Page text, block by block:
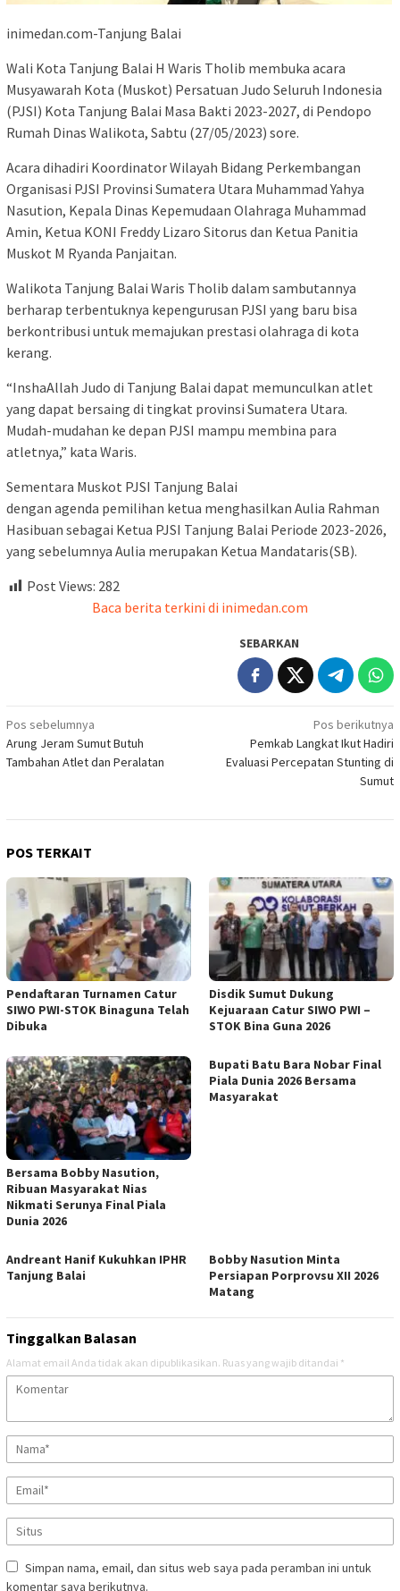
inimedan.com-Tanjung Balai
Wali Kota Tanjung Balai H Waris Tholib membuka acara
Musyawarah Kota (Muskot) Persatuan Judo Seluruh Indonesia
(PJSI) Kota Tanjung Balai Masa Bakti 2023-2027, di Pendopo
Rumah Dinas Walikota, Sabtu (27/05/2023) sore.
Acara dihadiri Koordinator Wilayah Bidang Perkembangan
Organisasi PJSI Provinsi Sumatera Utara Muhammad Yahya
Nasution, Kepala Dinas Kepemudaan Olahraga Muhammad
Amin, Ketua KONI Freddy Lizaro Sitorus dan Ketua Panitia
Muskot M Ryanda Panjaitan.
Walikota Tanjung Balai Waris Tholib dalam sambutannya
berharap terbentuknya kepengurusan PJSI yang baru bisa
berkontribusi untuk memajukan prestasi olahraga di kota
kerang.
“InshaAllah Judo di Tanjung Balai dapat memunculkan atlet
yang dapat bersaing di tingkat provinsi Sumatera Utara.
Mudah-mudahan ke depan PJSI mampu membina para
atletnya,” kata Waris.
Sementara Muskot PJSI Tanjung Balai
dengan agenda pemilihan ketua menghasilkan Aulia Rahman
Hasibuan sebagai Ketua PJSI Tanjung Balai Periode 2023-2026,
yang sebelumnya Aulia merupakan Ketua Mandataris(SB).
Post Views: 282
Baca berita terkini di inimedan.com
SEBARKAN
Navigasi
pos
Pos sebelumnya
Arung Jeram Sumut Butuh
Tambahan Atlet dan Peralatan
Pos berikutnya
Pemkab Langkat Ikut Hadiri
Evaluasi Percepatan Stunting di
Sumut
POS TERKAIT
Pendaftaran Turnamen Catur
SIWO PWI-STOK Binaguna Telah
Dibuka
Disdik Sumut Dukung
Kejuaraan Catur SIWO PWI –
STOK Bina Guna 2026
Bersama Bobby Nasution,
Ribuan Masyarakat Nias
Nikmati Serunya Final Piala
Dunia 2026
Bupati Batu Bara Nobar Final
Piala Dunia 2026 Bersama
Masyarakat
Andreant Hanif Kukuhkan IPHR
Tanjung Balai
Bobby Nasution Minta
Persiapan Porprovsu XII 2026
Matang
Tinggalkan Balasan
Alamat email Anda tidak akan dipublikasikan. Ruas yang wajib ditandai *
Simpan nama, email, dan situs web saya pada peramban ini untuk
komentar saya berikutnya.